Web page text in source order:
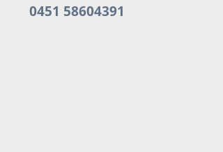
0451 58604391